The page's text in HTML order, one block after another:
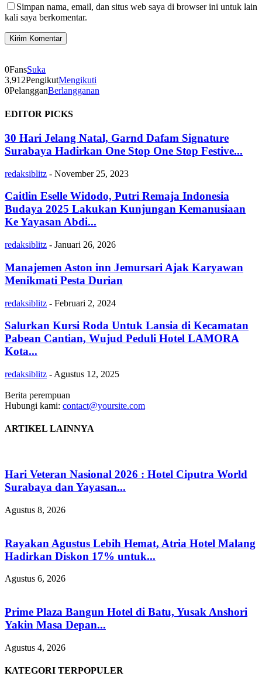
Simpan nama, email, dan situs web saya di browser ini untuk lain
kali saya berkomentar.
0FansSuka
3,912PengikutMengikuti
0PelangganBerlangganan
EDITOR PICKS
30 Hari Jelang Natal, Garnd Dafam Signature
Surabaya Hadirkan One Stop One Stop Festive...
redaksiblitz - November 25, 2023
Caitlin Eselle Widodo, Putri Remaja Indonesia
Budaya 2025 Lakukan Kunjungan Kemanusiaan
Ke Yayasan Abdi...
redaksiblitz - Januari 26, 2026
Manajemen Aston inn Jemursari Ajak Karyawan
Menikmati Pesta Durian
redaksiblitz - Februari 2, 2024
Salurkan Kursi Roda Untuk Lansia di Kecamatan
Pabean Cantian, Wujud Peduli Hotel LAMORA
Kota...
redaksiblitz - Agustus 12, 2025
Berita perempuan
Hubungi kami: contact@yoursite.com
ARTIKEL LAINNYA
Hari Veteran Nasional 2026 : Hotel Ciputra World
Surabaya dan Yayasan...
Agustus 8, 2026
Rayakan Agustus Lebih Hemat, Atria Hotel Malang
Hadirkan Diskon 17% untuk...
Agustus 6, 2026
Prime Plaza Bangun Hotel di Batu, Yusak Anshori
Yakin Masa Depan...
Agustus 4, 2026
KATEGORI TERPOPULER